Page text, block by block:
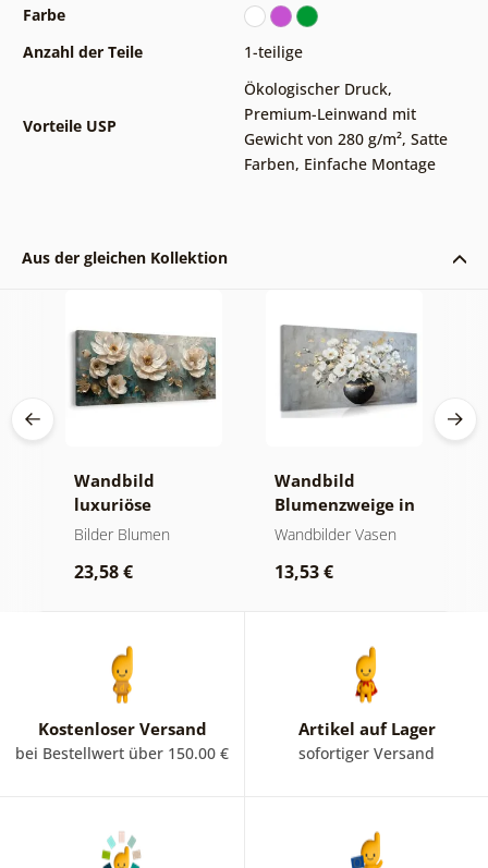
Farbe
Anzahl der Teile
1-teilige
Vorteile USP
Ökologischer Druck,
Premium-Leinwand mit
Gewicht von 280 g/m², Satte
Farben, Einfache Montage
Aus der gleichen Kollektion
Wandbild
luxuriöse
blumenharmonie
Bilder Blumen
23,58 €
Wandbild
Blumenzweige in
einer schwarzen
Wandbilder Vasen
13,53 €
Kostenloser Versand
bei Bestellwert über 150.00 €
Artikel auf Lager
sofortiger Versand